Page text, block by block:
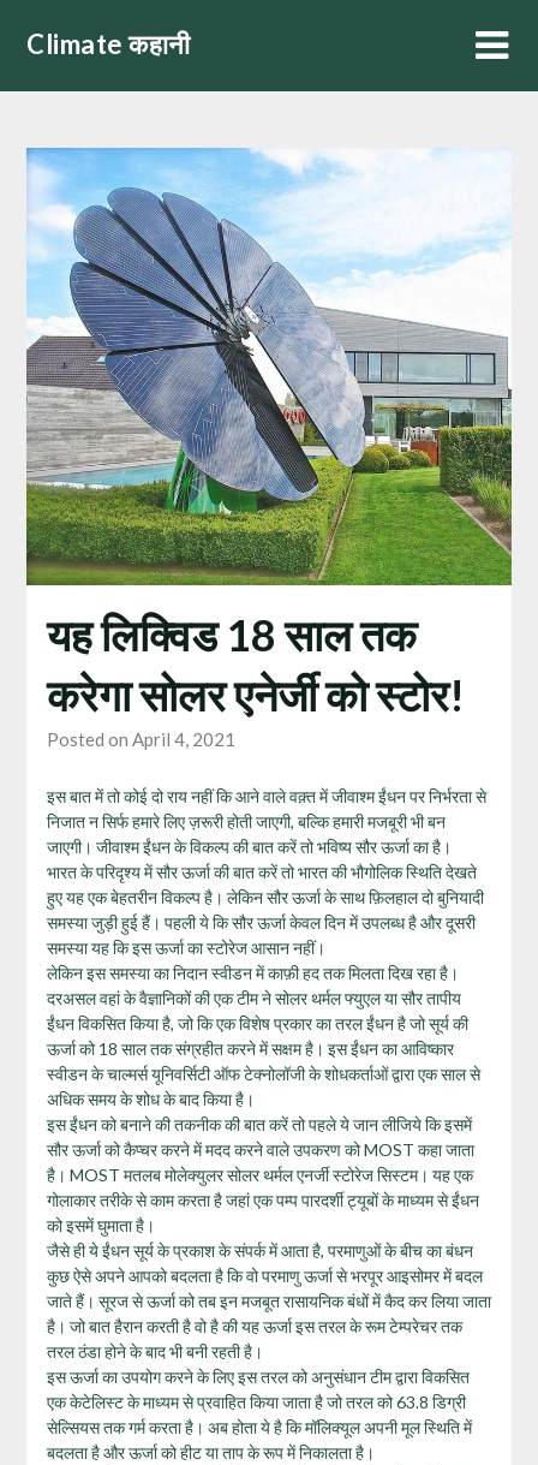
Climate कहानी
यह लिक्विड 18 साल तक
करेगा सोलर एनेर्जी को स्टोर!
Posted on April 4, 2021
इस बात में तो कोई दो राय नहीं कि आने वाले वक़्त में जीवाश्म ईंधन पर निर्भरता से
निजात न सिर्फ हमारे लिए ज़रूरी होती जाएगी, बल्कि हमारी मजबूरी भी बन
जाएगी। जीवाश्म ईंधन के विकल्प की बात करें तो भविष्य सौर ऊर्जा का है।
भारत के परिदृश्य में सौर ऊर्जा की बात करें तो भारत की भौगोलिक स्थिति देखते
हुए यह एक बेहतरीन विकल्प है। लेकिन सौर ऊर्जा के साथ फ़िलहाल दो बुनियादी
समस्या जुड़ी हुई हैं। पहली ये कि सौर ऊर्जा केवल दिन में उपलब्ध है और दूसरी
समस्या यह कि इस ऊर्जा का स्टोरेज आसान नहीं।
लेकिन इस समस्या का निदान स्वीडन में काफ़ी हद तक मिलता दिख रहा है।
दरअसल वहां के वैज्ञानिकों की एक टीम ने सोलर थर्मल फ्युएल या सौर तापीय
ईंधन विकसित किया है, जो कि एक विशेष प्रकार का तरल ईंधन है जो सूर्य की
ऊर्जा को 18 साल तक संग्रहीत करने में सक्षम है। इस ईंधन का आविष्कार
स्वीडन के चाल्मर्स यूनिवर्सिटी ऑफ टेक्नोलॉजी के शोधकर्ताओं द्वारा एक साल से
अधिक समय के शोध के बाद किया है।
इस ईंधन को बनाने की तकनीक की बात करें तो पहले ये जान लीजिये कि इसमें
सौर ऊर्जा को कैप्चर करने में मदद करने वाले उपकरण को MOST कहा जाता
है। MOST मतलब मोलेक्युलर सोलर थर्मल एनर्जी स्टोरेज सिस्टम। यह एक
गोलाकार तरीके से काम करता है जहां एक पम्प पारदर्शी ट्यूबों के माध्यम से ईंधन
को इसमें घुमाता है।
जैसे ही ये ईंधन सूर्य के प्रकाश के संपर्क में आता है, परमाणुओं के बीच का बंधन
कुछ ऐसे अपने आपको बदलता है कि वो परमाणु ऊर्जा से भरपूर आइसोमर में बदल
जाते हैं। सूरज से ऊर्जा को तब इन मजबूत रासायनिक बंधों में कैद कर लिया जाता
है। जो बात हैरान करती है वो है की यह ऊर्जा इस तरल के रूम टेम्परेचर तक
तरल ठंडा होने के बाद भी बनी रहती है।
इस ऊर्जा का उपयोग करने के लिए इस तरल को अनुसंधान टीम द्वारा विकसित
एक केटेलिस्ट के माध्यम से प्रवाहित किया जाता है जो तरल को 63.8 डिग्री
सेल्सियस तक गर्म करता है। अब होता ये है कि मॉलिक्यूल अपनी मूल स्थिति में
बदलता है और ऊर्जा को हीट या ताप के रूप में निकालता है।